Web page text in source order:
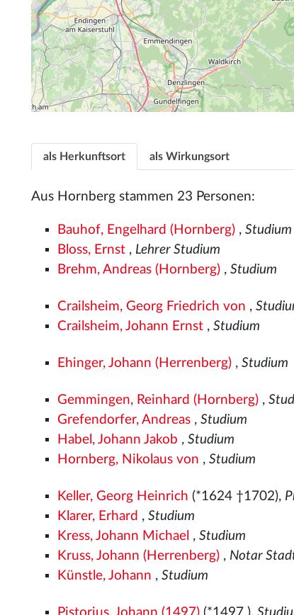
als Herkunftsort als Wirkungsort
Aus Hornberg stammen 23 Personen:
Bauhof, Engelhard (Hornberg) ,Studium
Bloss, Ernst , Lehrer Studium
Brehm, Andreas (Hornberg) ,Studium
Crailsheim, Georg Friedrich von ,
Crailsheim, Johann Ernst ,Studium
Ehinger, Johann (Herrenberg) ,Studium
Gemmingen, Reinhard (Hornberg) ,
Grefendorfer, Andreas ,Studium
Habel, Johann Jakob ,Studium
Hornberg, Nikolaus von ,Studium
Keller, Georg Heinrich (*1624 †1702),
Klarer, Erhard ,Studium
Kress, Johann Michael ,Studium
Kruss, Johann (Herrenberg) , Notar
Künstle, Johann ,Studium